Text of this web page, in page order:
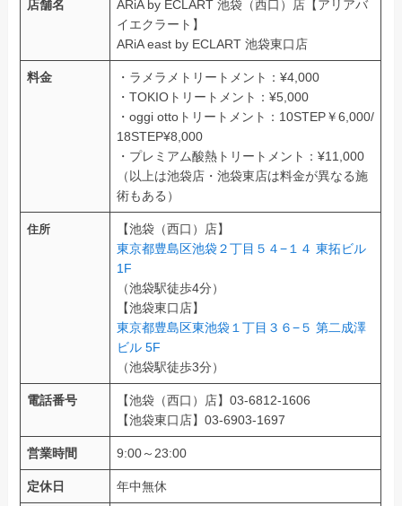
店舗名
ARiA by ECLART 池袋（西口）店【アリアバ
イエクラート】
ARiA east by ECLART 池袋東口店
料金
・ラメラメトリートメント：¥4,000
・TOKIOトリートメント：¥5,000
・oggi ottoトリートメント：10STEP￥6,000/
18STEP¥8,000
・プレミアム酸熱トリートメント：¥11,000
（以上は池袋店・池袋東店は料金が異なる施
術もある）
住所
【池袋（西口）店】
東京都豊島区池袋２丁目５４−１４ 東拓ビル
1F
（池袋駅徒歩4分）
【池袋東口店】
東京都豊島区東池袋１丁目３６−５ 第二成澤
ビル 5F
（池袋駅徒歩3分）
電話番号
【池袋（西口）店】03-6812-1606
【池袋東口店】03-6903-1697
営業時間 9:00～23:00
定休日 年中無休